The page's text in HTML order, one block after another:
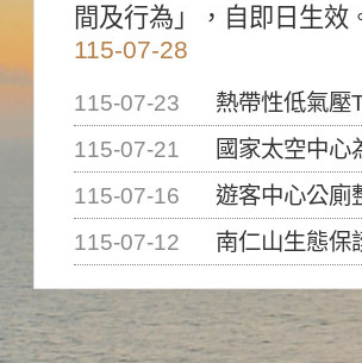
間及行為」，自即日生效
115-07-28
115-07-23
熱帶性低氣壓
115-07-21
國家太空中心為辦理
115-07-16
遊客中心公廁
115-07-12
南仁山生態保護區步道已完成